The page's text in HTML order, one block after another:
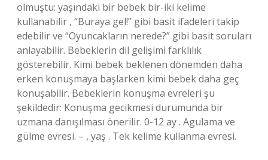
olmuştu: yaşındaki bir bebek bir-iki kelime
kullanabilir , “Buraya gel!” gibi basit ifadeleri takip
edebilir ve “Oyuncakların nerede?” gibi basit soruları
anlayabilir. Bebeklerin dil gelişimi farklılık
gösterebilir. Kimi bebek beklenen dönemden daha
erken konuşmaya başlarken kimi bebek daha geç
konuşabilir. Bebeklerin konuşma evreleri şu
şekildedir: Konuşma gecikmesi durumunda bir
uzmana danışılması önerilir. 0-12 ay . Agulama ve
gülme evresi. – , yaş . Tek kelime kullanma evresi.